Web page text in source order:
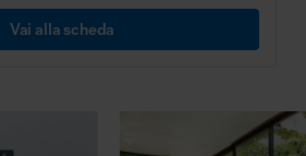
Vai alla scheda